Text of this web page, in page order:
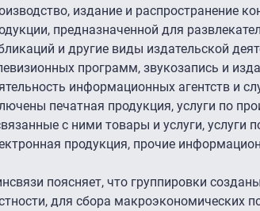
издание и распространение
предназначенной для
и другие виды издательской
программ, звукозапись и
информационных агентств и
печатная продукция, услуги по
с ними товары и услуги,
продукция, прочие
поясняет, что группировки
для сбора макроэкономических